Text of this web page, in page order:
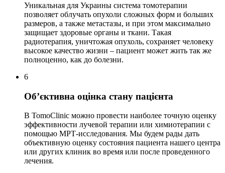
Уникальная для Украины система томотерапии
позволяет облучать опухоли сложных форм и больших
размеров, а также метастазы, и при этом максимально
защищает здоровые органы и ткани. Такая
радиотерапия, уничтожая опухоль, сохраняет человеку
высокое качество жизни – пациент может жить так же
полноценно, как до болезни.
6
Об’єктивна оцінка стану пацієнта
В TomoClinic можно провести наиболее точную оценку
эффективности лучевой терапии или химиотерапии с
помощью МРТ-исследования. Мы будем рады дать
объективную оценку состояния пациента нашего центра
или других клиник во время или после проведенного
лечения.